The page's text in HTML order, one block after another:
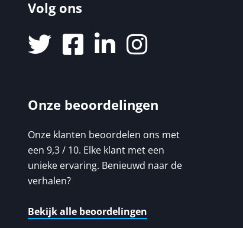
Volg ons
Onze beoordelingen
Onze klanten beoordelen ons met
een 9,3 / 10. Elke klant met een
unieke ervaring. Benieuwd naar de
verhalen?
Bekijk alle beoordelingen